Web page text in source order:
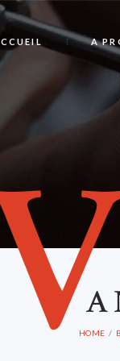
A
HOME